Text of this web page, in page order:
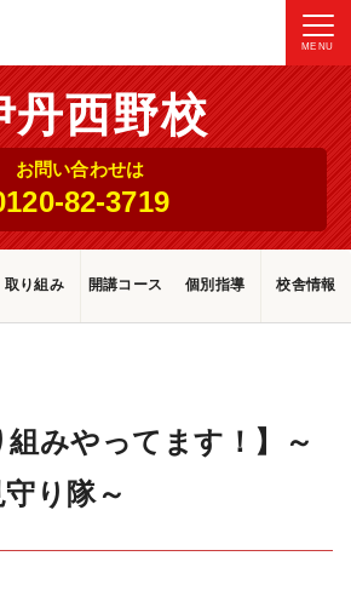
MENU
丹西野校
お問い合わせは
82-3719
取り組み 開講コース 個別指導 校舎情報
組みやってます！】～
り隊～